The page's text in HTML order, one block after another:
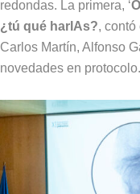
redondas. La primera, ‘
¿tú qué harIAs?, contó
Carlos Martín, Alfonso
novedades en protocolo.